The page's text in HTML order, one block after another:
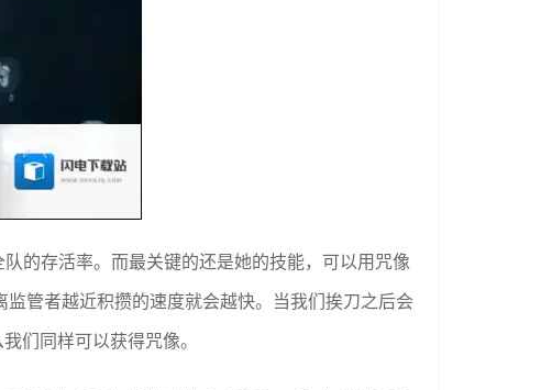
的存活率。而最关键的还是她的技能，可以用咒像
管者越近积攒的速度就会越快。当我们挨刀之后会
们同样可以获得咒像。